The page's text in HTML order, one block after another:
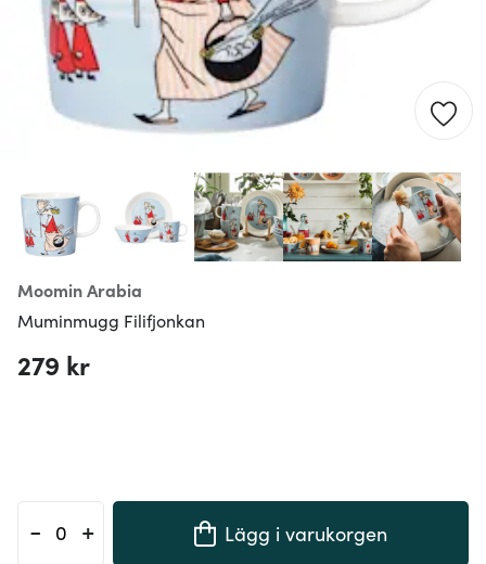
Moomin Arabia
Muminmugg Filifjonkan
279 kr
- + Lägg i varukorgen